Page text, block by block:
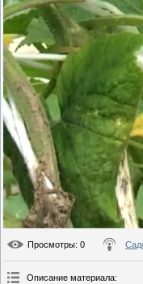
Просмотры: 0
Описание материала: